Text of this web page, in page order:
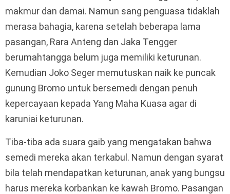
makmur dan damai. Namun sang penguasa tidaklah
merasa bahagia, karena setelah beberapa lama
pasangan, Rara Anteng dan Jaka Tengger
berumahtangga belum juga memiliki keturunan.
Kemudian Joko Seger memutuskan naik ke puncak
gunung Bromo untuk bersemedi dengan penuh
kepercayaan kepada Yang Maha Kuasa agar di
karuniai keturunan.
Tiba-tiba ada suara gaib yang mengatakan bahwa
semedi mereka akan terkabul. Namun dengan syarat
bila telah mendapatkan keturunan, anak yang bungsu
harus mereka korbankan ke kawah Bromo. Pasangan